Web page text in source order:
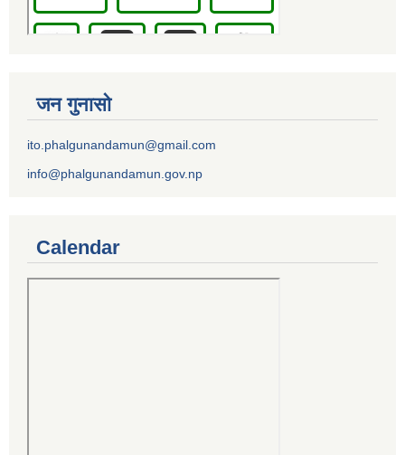
जन गुनासो
ito.phalgunandamun@gmail.com
info@phalgunandamun.gov.np
Calendar